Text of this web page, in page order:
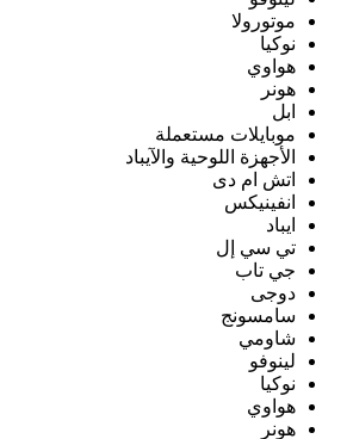
موتورولا
نوكيا
هواوي
هونر
ابل
موبايلات مستعملة
الأجهزة اللوحية والآيباد
اتش ام دى
انفينيكس
ايباد
تي سي إل
جي تاب
دوجى
سامسونج
شاومي
لينوفو
نوكيا
هواوي
هونر